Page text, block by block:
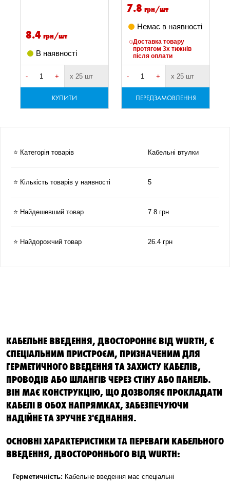
8.4 грн/шт
В наявності
- + х 25 шт
КУПИТИ
7.8 грн/шт
Немає в наявності
Доставка товару
протягом 3х тижнів
після оплати
- + х 25 шт
ПЕРЕДЗАМОВЛЕННЯ
⭐ Категорія товарів Кабельні втулки
⭐ Кількість товарів у наявності 5
⭐ Найдешевший товар 7.8 грн
⭐ Найдорожчий товар 26.4 грн
КАБЕЛЬНЕ ВВЕДЕННЯ, ДВОСТОРОННЄ ВІД WURTH, Є
СПЕЦІАЛЬНИМ ПРИСТРОЄМ, ПРИЗНАЧЕНИМ ДЛЯ
ГЕРМЕТИЧНОГО ВВЕДЕННЯ ТА ЗАХИСТУ КАБЕЛІВ,
ПРОВОДІВ АБО ШЛАНГІВ ЧЕРЕЗ СТІНУ АБО ПАНЕЛЬ.
ВІН МАЄ КОНСТРУКЦІЮ, ЩО ДОЗВОЛЯЄ ПРОКЛАДАТИ
КАБЕЛІ В ОБОХ НАПРЯМКАХ, ЗАБЕЗПЕЧУЮЧИ
НАДІЙНЕ ТА ЗРУЧНЕ З'ЄДНАННЯ.
ОСНОВНІ ХАРАКТЕРИСТИКИ ТА ПЕРЕВАГИ КАБЕЛЬНОГО
ВВЕДЕННЯ, ДВОСТОРОННЬОГО ВІД WURTH:
Герметичність: Кабельне введення має спеціальні